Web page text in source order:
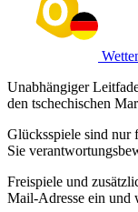
Unabhängiger
den tschechischen
Glücksspiele sind nur
Sie
Freispiele und
Mail-Adresse ein und